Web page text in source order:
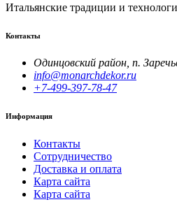
Итальянские традиции и
Контакты
Одинцовский район, п.
info@monarchdekor.ru
+7-499-397-78-47
Информация
Контакты
Сотрудничество
Доставка и оплата
Карта сайта
Карта сайта